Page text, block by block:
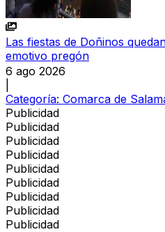
Las fiestas de Doñinos
emotivo pregón
6 ago 2026
Categoría: Comarca de
Publicidad
Publicidad
Publicidad
Publicidad
Publicidad
Publicidad
Publicidad
Publicidad
Publicidad